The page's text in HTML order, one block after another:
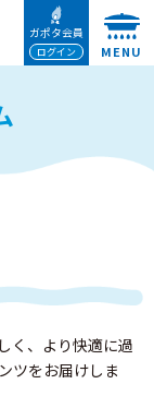
ガポタ会員
ログイン
く、より快適に過
ツをお届けしま